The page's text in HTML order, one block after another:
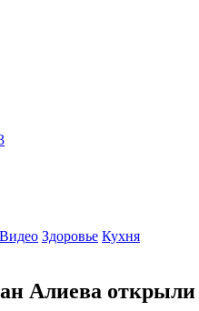
Видео Здоровье Кухня
Алиева открыли